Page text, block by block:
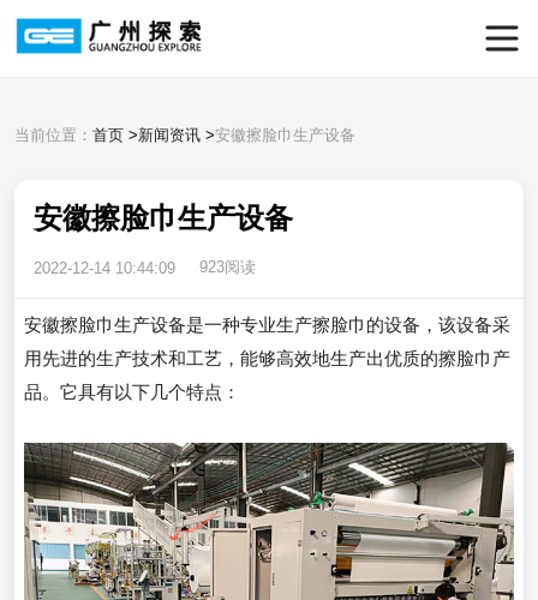
当前位置： 首页 >新闻资讯 >安徽擦脸巾生产设备
安徽擦脸巾生产设备
2022-12-14 10:44:09 923阅读
安徽擦脸巾生产设备是一种专业生产擦脸巾的设备，该设备采
用先进的生产技术和工艺，能够高效地生产出优质的擦脸巾产
品。它具有以下几个特点：